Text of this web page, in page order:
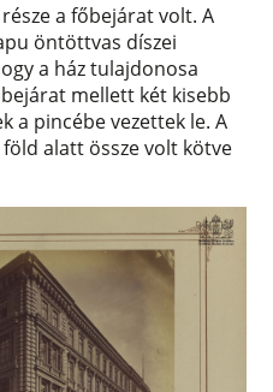
a főbejárat volt. A
öntöttvas díszei
a ház tulajdonosa
mellett két kisebb
a pincébe vezettek le. A
alatt össze volt kötve